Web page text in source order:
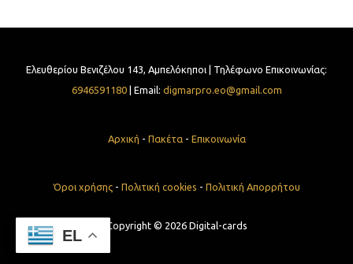
Ελευθερίου Βενιζέλου 143, Αμπελόκηποι | Τηλέφωνο Επικοινωνίας:
6946591180 | Email: digmarpro.eo@gmail.com
Αρχική - Πακέτα - Επικοινωνία
Όροι χρήσης - Πολιτική cookies - Πολιτική Απορρήτου
Copyright © 2026 Digital-cards
EL